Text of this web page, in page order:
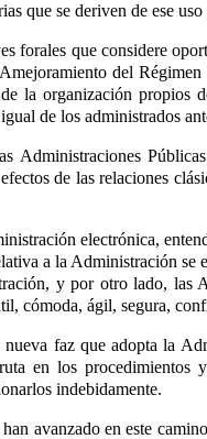
que se deriven de ese
forales que considere
del Régimen
la organización propios
de los administrados
de las relaciones
electrónica,
a la Administración
y por otro lado, las
cómoda, ágil, segura,
faz que adopta la
en los procedimientos
indebidamente.
avanzado en este